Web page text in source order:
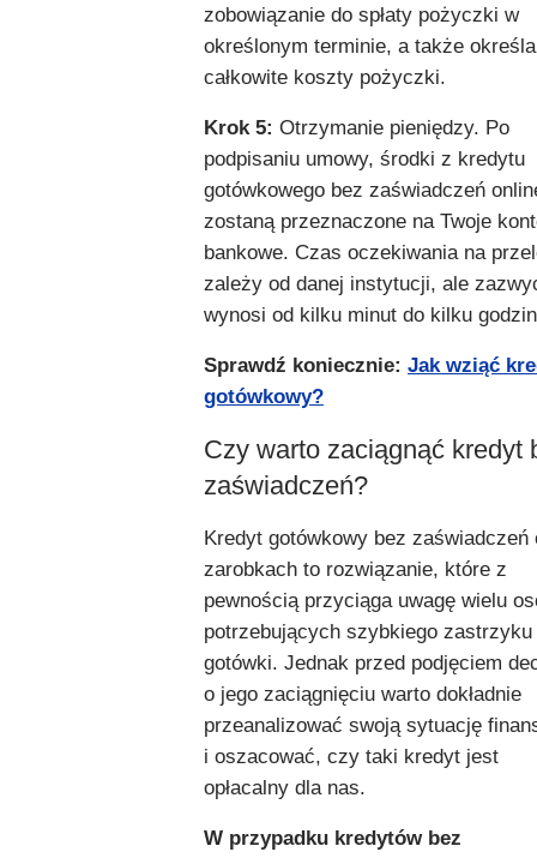
zobowiązanie do spłaty pożyczki w
określonym terminie, a także określa
całkowite koszty pożyczki.
Krok 5: Otrzymanie pieniędzy. Po
podpisaniu umowy, środki z kredytu
gotówkowego bez zaświadczeń
zostaną przeznaczone na Twoje
bankowe. Czas oczekiwania na
zależy od danej instytucji, ale
wynosi od kilku minut do kilku
Sprawdź koniecznie: Jak wziąć
gotówkowy?
Czy warto zaciągnąć kredyt
zaświadczeń?
Kredyt gotówkowy bez zaświadczeń
zarobkach to rozwiązanie, które z
pewnością przyciąga uwagę wielu
potrzebujących szybkiego zastrzyku
gotówki. Jednak przed podjęciem
o jego zaciągnięciu warto dokładnie
przeanalizować swoją sytuację
i oszacować, czy taki kredyt jest
opłacalny dla nas.
W przypadku kredytów bez